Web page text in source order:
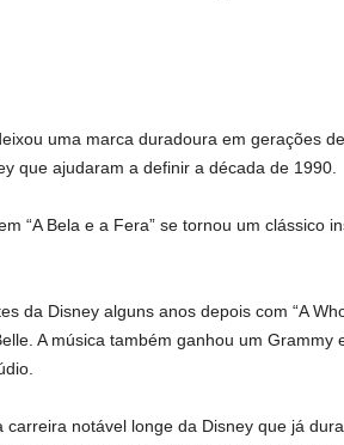
uma marca duradoura em gerações
que ajudaram a definir a década de 1990.
“A Bela e a Fera” se tornou um clássico
da Disney alguns anos depois com “A
A música também ganhou um Grammy
carreira notável longe da Disney que já